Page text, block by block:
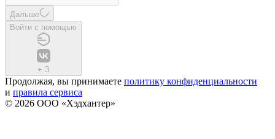
Дальше
Войти с помощью
+ 3
Продолжая, вы принимаете политику конфиденциальности
и правила сервиса
© 2026 ООО «Хэдхантер»